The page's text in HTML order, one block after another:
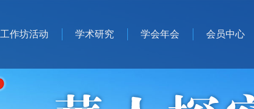
工作坊活动 学术研究 学会年会 会员中心